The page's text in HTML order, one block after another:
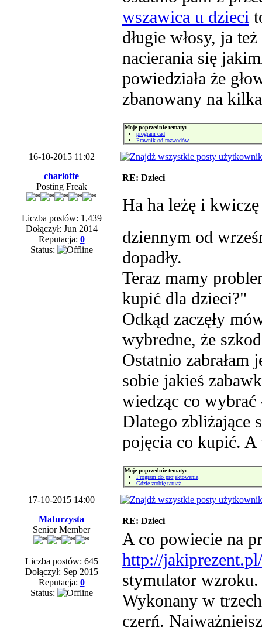
wszawica u dzieci
długie włosy, ja
nacierania się
powiedziała że
zbanowany na
Moje poprzednie tematy:
program cad
Prawnik od rozwodów
16-10-2015 11:02
charlotte
Posting Freak
Liczba postów: 1,439
Dołączył: Jun 2014
Reputacja: 0
Status:
RE: Dzieci
Ha ha leżę i
dziennym od
dopadły.
Teraz mamy
kupić dla dzieci?"
Odkąd zaczęły
wybredne, że
Ostatnio zabrałam
sobie jakieś
wiedząc co wybrać
Dlatego zbliżające
pojęcia co kupić. A
Moje poprzednie tematy:
Program do projektowania
Gdzie zrobię tatuaż
17-10-2015 14:00
Maturzysta
Senior Member
Liczba postów: 645
Dołączył: Sep 2015
Reputacja: 0
Status:
RE: Dzieci
A co powiecie na
http://jakiprezent.pl/
stymulator
Wykonany w
czerń.